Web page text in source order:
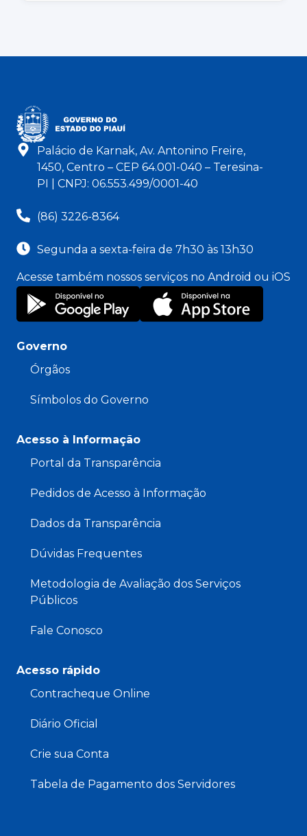
Palácio de Karnak, Av. Antonino Freire,
1450, Centro – CEP 64.001-040 – Teresina-
PI | CNPJ: 06.553.499/0001-40
(86) 3226-8364
Segunda a sexta-feira de 7h30 às 13h30
Acesse também nossos serviços no Android ou iOS
Governo
Órgãos
Símbolos do Governo
Acesso à Informação
Portal da Transparência
Pedidos de Acesso à Informação
Dados da Transparência
Dúvidas Frequentes
Metodologia de Avaliação dos Serviços
Públicos
Fale Conosco
Acesso rápido
Contracheque Online
Diário Oficial
Crie sua Conta
Tabela de Pagamento dos Servidores